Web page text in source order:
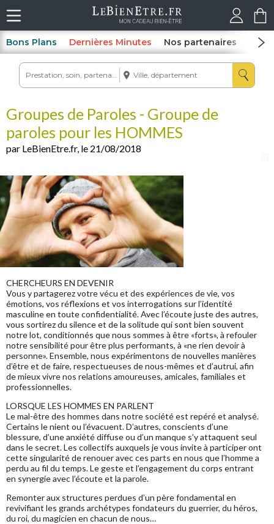
Bons Plans Dernières Minutes Nos partenaires Spas
Groupes de Paroles - Groupe de
paroles pour les HOMMES
par LeBienEtre.fr, le 21/08/2018
CHERCHEURS EN DEVENIR
Vous y partagerez votre vécu et des expériences de vie, vos
émotions, vos réflexions et vos interrogations sur l’identité
masculine en toute confidentialité. Avec l’écoute juste des autres,
vous sortirez du silence et de la solitude qui sont bien souvent
notre lot, conditionnés que nous sommes à être «forts», à refouler
notre sensibilité pour être plus performants, à «ne rien devoir à
personne». Ensemble, nous expérimentons de nouvelles manières
d’être et de faire, respectueuses de nous-mêmes et d’autrui, afin
de mieux vivre nos relations amoureuses, amicales, familiales et
professionnelles.
LORSQUE LES HOMMES EN PARLENT
Le mal-être des hommes dans notre société est repéré et analysé.
Certains le nient ou l’évacuent. D’autres, conscients d’une
blessure, d’une anxiété diffuse ou d’un manque s’y attaquent seul
dans le secret. Les collectifs auxquels je vous invite à participer ont
cette singularité de renouer avec ces parts en nous que l’homme a
perdu au fil du temps. Le geste et l’engagement du corps entrant
en synergie avec l’écoute et la parole.
Remonter aux structures perdues d’un père fondamental en
revivifiant les grands archétypes fondateurs du guerrier, du héros,
du roi, du magicien en chacun de nous…